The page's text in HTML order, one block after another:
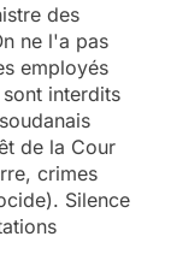
des
ne l'a pas
employés
interdits
de la Cour
crimes
Silence